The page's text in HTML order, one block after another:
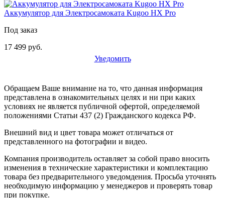
Аккумулятор для Электросамоката Kugoo HX Pro
Под заказ
17 499 руб.
Уведомить
Обращаем Ваше внимание на то, что данная информация
представлена в ознакомительных целях и ни при каких
условиях не является публичной офертой, определяемой
положениями Статьи 437 (2) Гражданского кодекса РФ.
Внешний вид и цвет товара может отличаться от
представленного на фотографии и видео.
Компания производитель оставляет за собой право вносить
изменения в технические характеристики и комплектацию
товара без предварительного уведомдения. Просьба уточнять
необходимую информацию у менеджеров и проверять товар
при покупке.